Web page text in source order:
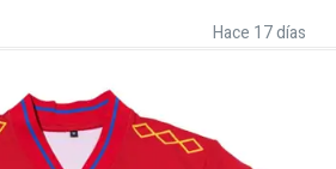
Hace 17 días